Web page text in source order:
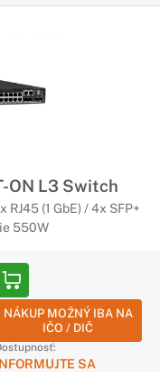
ON L3 Switch
(1 GbE) / 4x SFP+
550W
NÁKUP MOŽNÝ IBA NA
IČO / DIČ
SA